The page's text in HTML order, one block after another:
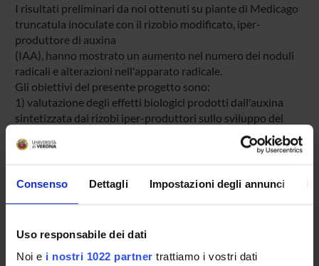
Consenso Dettagli Impostazioni degli annunci
Uso responsabile dei dati
Noi e i nostri 1022 partner trattiamo i vostri dati
I risultati preliminari da noi ottenuti su piante di Medicago
truncatula inoculate con il rizobio modificato, iper-
produttore di auxina
(IAA), hanno mostrato un aumento nel numero dei noduli
radicali e alterazioni nell'apparato radicale.
Gli obiettivi del presente progetto sono:
1) valutazione degli effetti biologici prodotti dall'auxina
sintetizzata dai rizobi iper-produttori sullo sviluppo del
crescita della pianta in specie leguminose modello
(Medicago truncatula) e in leguminose di interesse agrario
(erba medica);
noduli di tipo
indeterminato (Medicago truncatula e Medicago sativa) e
noduli di tipo determinato (Phaseolus vulgaris);